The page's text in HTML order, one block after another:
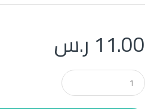
11.00 ر.س
Q
u
a